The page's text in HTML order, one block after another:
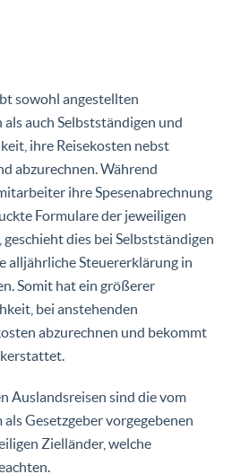
sowohl angestellten
auch Selbstständigen und
ihre Reisekosten nebst
abzurechnen. Während
ihre Spesenabrechnung
Formulare der jeweiligen
dies bei Selbstständigen
alljährliche Steuererklärung in
Somit hat ein größerer
bei anstehenden
abzurechnen und bekommt
Auslandsreisen sind die vom
Gesetzgeber vorgegebenen
Zielländer, welche